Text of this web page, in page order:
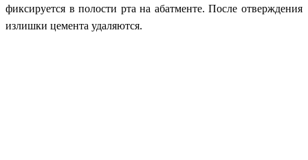
фиксируется в полости рта на абатменте. После отверждения
излишки цемента удаляются.